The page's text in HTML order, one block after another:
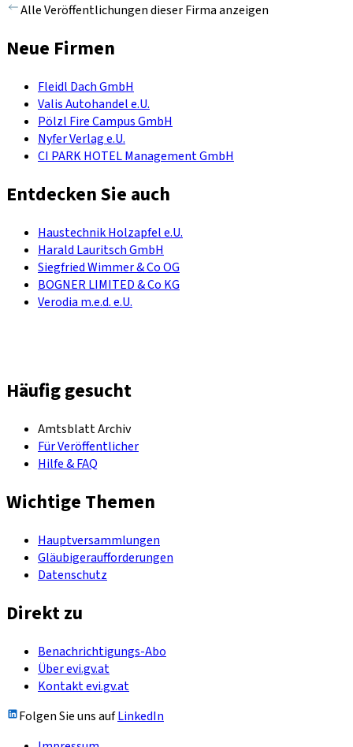
Alle Veröffentlichungen dieser Firma anzeigen
Neue Firmen
Fleidl Dach GmbH
Valis Autohandel e.U.
Pölzl Fire Campus GmbH
Nyfer Verlag e.U.
CI PARK HOTEL Management GmbH
Entdecken Sie auch
Haustechnik Holzapfel e.U.
Harald Lauritsch GmbH
Siegfried Wimmer & Co OG
BOGNER LIMITED & Co KG
Verodia m.e.d. e.U.
Häufig gesucht
Amtsblatt Archiv
Für Veröffentlicher
Hilfe & FAQ
Wichtige Themen
Hauptversammlungen
Gläubigeraufforderungen
Datenschutz
Direkt zu
Benachrichtigungs-Abo
Über evi.gv.at
Kontakt evi.gv.at
Folgen Sie uns aufLinkedIn